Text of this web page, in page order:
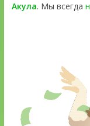
Акула. Мы всегда